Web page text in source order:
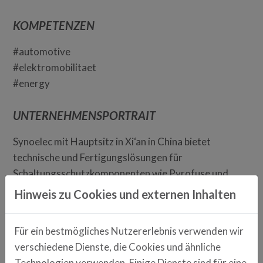
KOMPETENZEN
#automotive
#elektromobilitaet
#energy
UNTERNEHMENSPORTRAIT
Synoelec mit Hauptsitz in Xi‘an in China bietet
technische und Fertigungslösungen für
Schaltungsschutzkomponenten wie Pyrofuse und
Schmelzsicherung.
Anwendungsbereiche: Automotive, erneuerbare
Energie, Telekommunikation, Schienenverkehr,
Blitzschutz
Hinweis zu Cookies und externen Inhalten
Für ein bestmögliches Nutzererlebnis verwenden wir
verschiedene Dienste, die Cookies und ähnliche